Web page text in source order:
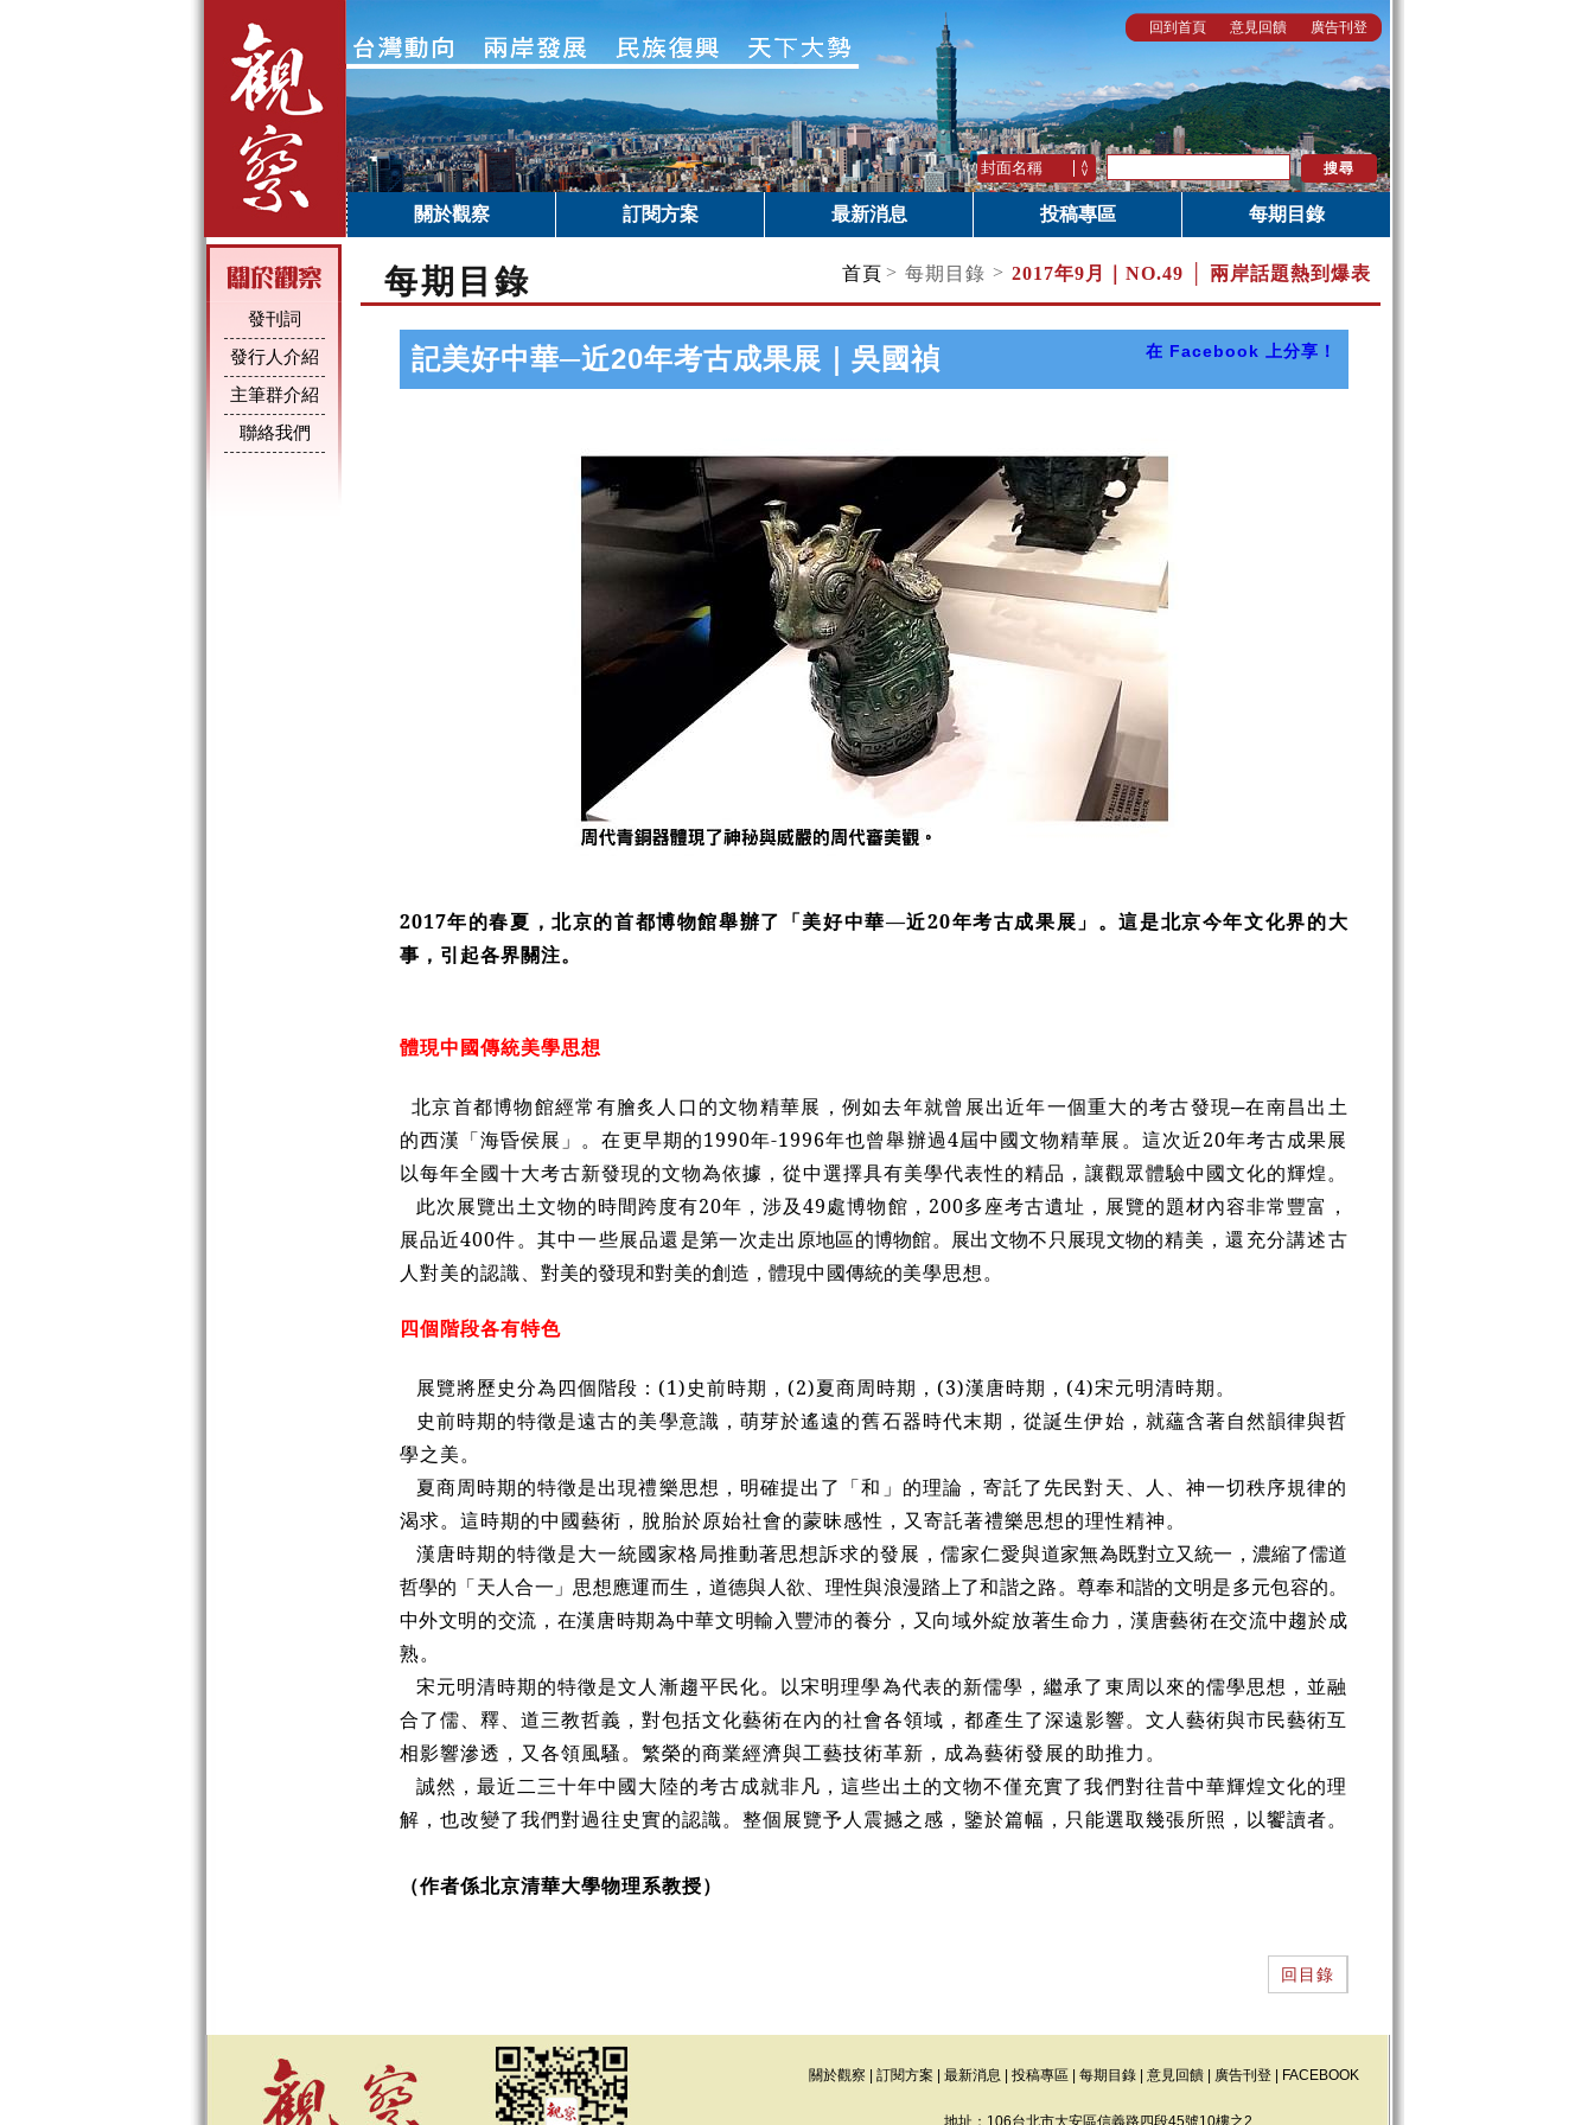
回到首頁 意見回饋 廣告刊登
關於觀察 訂閱方案 最新消息 投稿專區 每期目錄
發刊詞
發行人介紹
主筆群介紹
聯絡我們
每期目錄 首頁 > 每期目錄 > 2017年9月｜ NO.49 │ 兩岸話題熱到爆表
記美好中華─近20年考古成果展｜吳國禎 在 Facebook 上分享！
2017年的春夏，北京的首都博物館舉辦了「美好中華—近20年考古成果展」。這是北京今年文化界的大
事，引起各界關注。
體現中國傳統美學思想
北京首都博物館經常有膾炙人口的文物精華展，例如去年就曾展出近年一個重大的考古發現─在南昌出土
的西漢「海昏侯展」。在更早期的1990年-1996年也曾舉辦過4屆中國文物精華展。這次近20年考古成果展
以每年全國十大考古新發現的文物為依據，從中選擇具有美學代表性的精品，讓觀眾體驗中國文化的輝煌。
此次展覽出土文物的時間跨度有20年，涉及49處博物館，200多座考古遺址，展覽的題材內容非常豐富，
展品近400件。其中一些展品還是第一次走出原地區的博物館。展出文物不只展現文物的精美，還充分講述古
人對美的認識、 對美的發現和對美的創造，體現中國傳統的美學思想。
四個階段各有特色
展覽將歷史分為四個階段：(1)史前時期，(2)夏商周時期，(3)漢唐時期，(4)宋元明清時期。
史前時期的特徵是遠古的美學意識，萌芽於遙遠的舊石器時代末期，從誕生伊始，就蘊含著自然韻律與哲
學之美。
夏商周時期的特徵是出現禮樂思想，明確提出了「和」的理論，寄託了先民對天、人、神一切秩序規律的
渴求。這時期的中國藝術，脫胎於原始社會的蒙昧感性，又寄託著禮樂思想的理性精神。
漢唐時期的特徵是大一統國家格局推動著思想訴求的發展，儒家仁愛與道家無為既對立又統一，濃縮了儒道
哲學的「天人合一」思想應運而生，道德與人欲、理性與浪漫踏上了和諧之路。尊奉和諧的文明是多元包容的。
中外文明的交流，在漢唐時期為中華文明輸入豐沛的養分，又向域外綻放著生命力，漢唐藝術在交流中趨於成
熟。
宋元明清時期的特徵是文人漸趨平民化。以宋明理學為代表的新儒學，繼承了東周以來的儒學思想，並融
合了儒、釋、道三教哲義，對包括文化藝術在內的社會各領域，都產生了深遠影響。文人藝術與市民藝術互
相影響滲透，又各領風騷。繁榮的商業經濟與工藝技術革新，成為藝術發展的助推力。
誠然，最近二三十年中國大陸的考古成就非凡，這些出土的文物不僅充實了我們對往昔中華輝煌文化的理
解，也改變了我們對過往史實的認識。整個展覽予人震撼之感，鑒於篇幅，只能選取幾張所照，以饗讀者。
（作者係北京清華大學物理系教授）
回目錄
關於觀察 訂閱方案 最新消息 投稿專區 每期目錄 意見回饋 廣告刊登 FACEBOOK
地址：106台北市大安區信義路四段45號10樓之2